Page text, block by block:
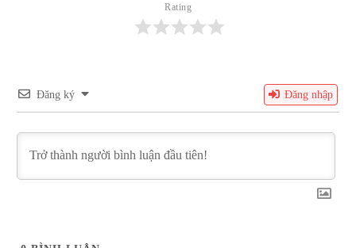
Rating
Đăng ký Đăng nhập